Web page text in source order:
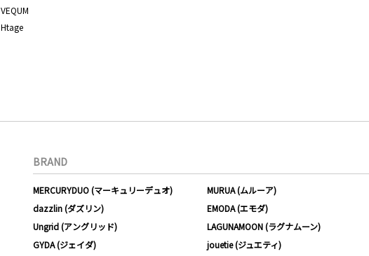
VEQUM
Htage
BRAND
MERCURYDUO (マーキュリーデュオ)
MURUA (ムルーア)
dazzlin (ダズリン)
EMODA (エモダ)
Ungrid (アングリッド)
LAGUNAMOON (ラグナムーン)
GYDA (ジェイダ)
jouetie (ジュエティ)